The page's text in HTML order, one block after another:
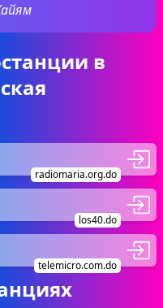
в
radiomaria.org.do
los40.do
telemicro.com.do